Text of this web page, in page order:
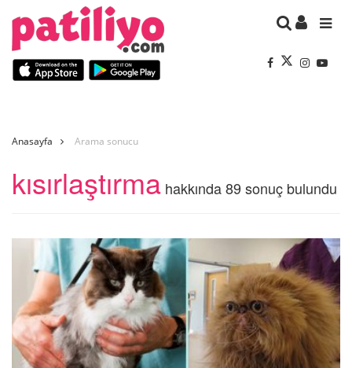
Anasayfa Arama sonucu
kısırlaştırma hakkında 89 sonuç bulundu